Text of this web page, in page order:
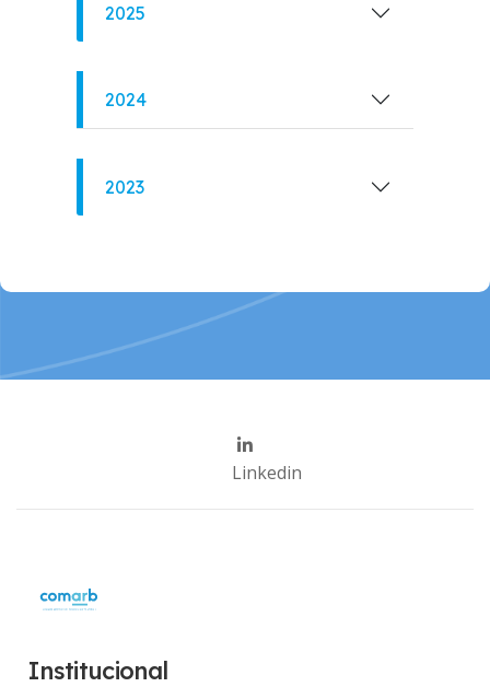
2025
2024
2023
Linkedin
Institucional